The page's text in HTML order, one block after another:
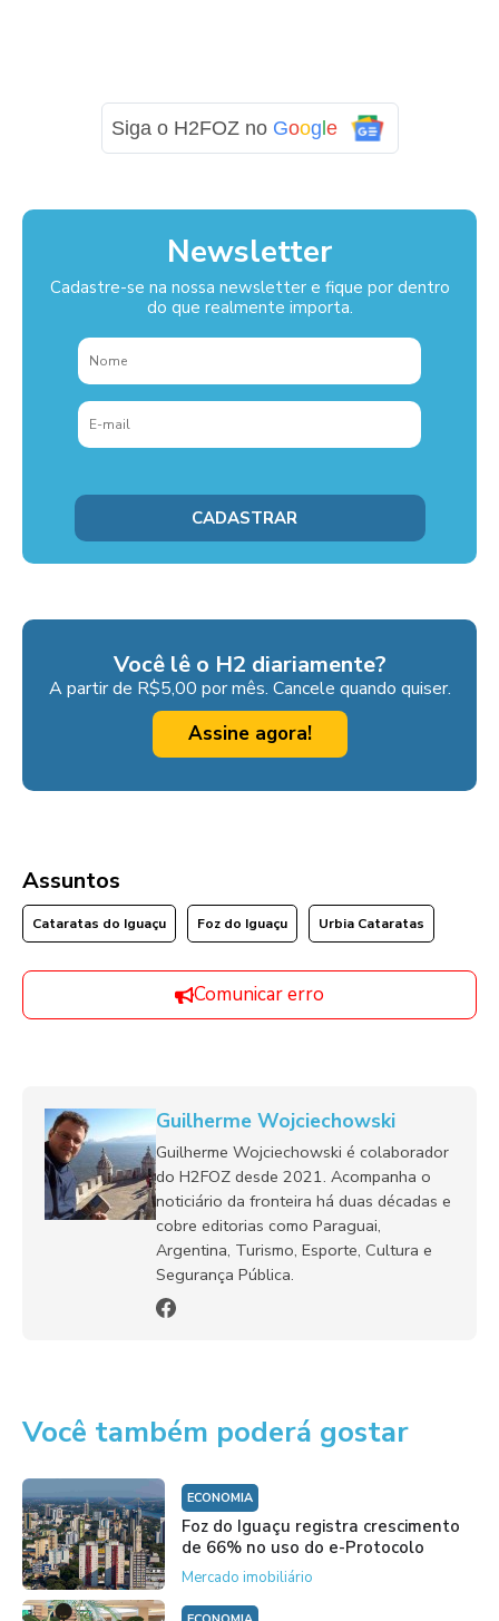
Siga o H2FOZ no Google
Newsletter
Cadastre-se na nossa newsletter e fique por dentro
do que realmente importa.
Você lê o H2 diariamente?
A partir de R$5,00 por mês. Cancele quando quiser.
Assine agora!
Assuntos
Cataratas do Iguaçu Foz do Iguaçu Urbia Cataratas
Comunicar erro
Guilherme Wojciechowski
Guilherme Wojciechowski é colaborador
do H2FOZ desde 2021. Acompanha o
noticiário da fronteira há duas décadas e
cobre editorias como Paraguai,
Argentina, Turismo, Esporte, Cultura e
Segurança Pública.
Você também poderá gostar
ECONOMIA
Foz do Iguaçu registra crescimento
de 66% no uso do e-Protocolo
Mercado imobiliário